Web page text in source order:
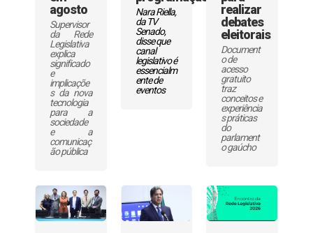
agosto
Supervisor
da Rede
Legislativa
explica
significado
e
implicaçõe
s da nova
tecnologia
para a
sociedade
e a
comunicaç
ão pública
Nara Riella,
da TV
Senado,
disse que
canal
legislativo é
essencialm
ente de
eventos
realizar
debates
eleitorais
Document
o de
acesso
gratuito
traz
conceitos e
experiência
s práticas
do
parlament
o gaúcho